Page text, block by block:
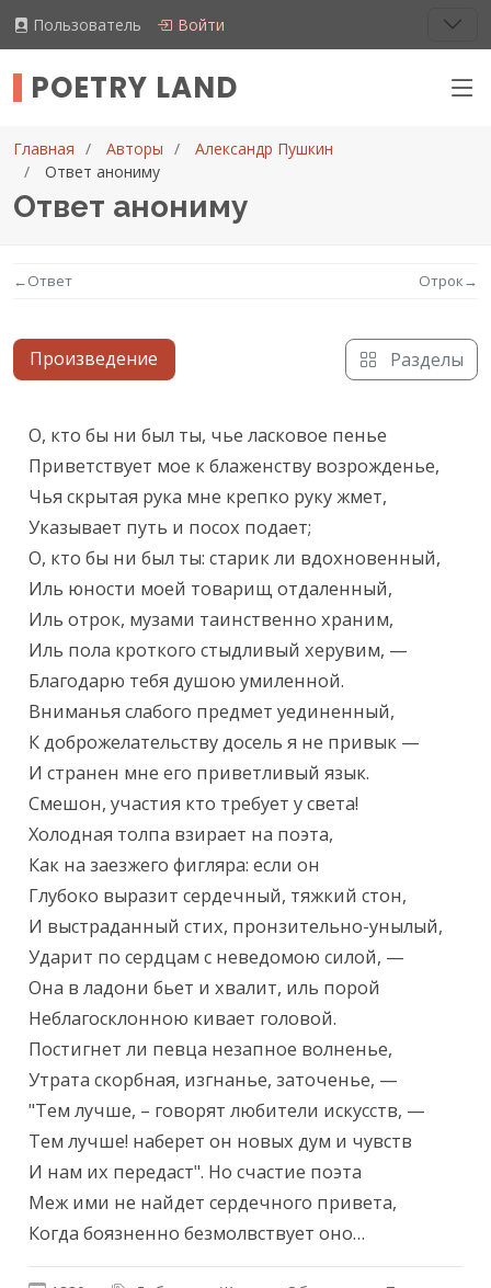
Пользователь Войти
POETRY LAND
Главная Авторы
Александр Пушкин
Ответ анониму
Ответ анониму
←Ответ Отрок→
Произведение Разделы
Текст произведения
О, кто бы ни был ты, чье ласковое пенье
Приветствует мое к блаженству возрожденье,
Чья скрытая рука мне крепко руку жмет,
Указывает путь и посох подает;
О, кто бы ни был ты: старик ли вдохновенный,
Иль юности моей товарищ отдаленный,
Иль отрок, музами таинственно храним,
Иль пола кроткого стыдливый херувим, —
Благодарю тебя душою умиленной.
Вниманья слабого предмет уединенный,
К доброжелательству досель я не привык —
И странен мне его приветливый язык.
Смешон, участия кто требует у света!
Холодная толпа взирает на поэта,
Как на заезжего фигляра: если он
Глубоко выразит сердечный, тяжкий стон,
И выстраданный стих, пронзительно-унылый,
Ударит по сердцам с неведомою силой, —
Она в ладони бьет и хвалит, иль порой
Неблагосклонною кивает головой.
Постигнет ли певца незапное волненье,
Утрата скорбная, изгнанье, заточенье, —
"Тем лучше, – говорят любители искусств, —
Тем лучше! наберет он новых дум и чувств
И нам их передаст". Но счастие поэта
Меж ими не найдет сердечного привета,
Когда боязненно безмолвствует оно…